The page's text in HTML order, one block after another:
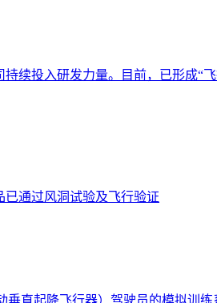
续投入研发力量。目前，已形成“
通过风洞试验及飞行验证
直起降飞行器）驾驶员的模拟训